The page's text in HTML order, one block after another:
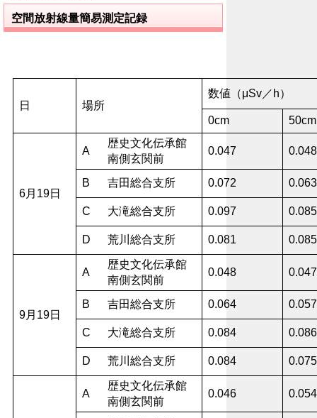
空間放射線量簡易測定記録
日 場所
数値（μSv／h）
0cm 50cm
6月19日
A
歴史文化伝承館
南側玄関前
0.047 0.048
B 吉田総合支所 0.072 0.063
C 大滝総合支所 0.097 0.085
D 荒川総合支所 0.081 0.085
9月19日
A
歴史文化伝承館
南側玄関前
0.048 0.047
B 吉田総合支所 0.064 0.057
C 大滝総合支所 0.084 0.086
D 荒川総合支所 0.084 0.075
A
歴史文化伝承館
南側玄関前
0.046 0.054